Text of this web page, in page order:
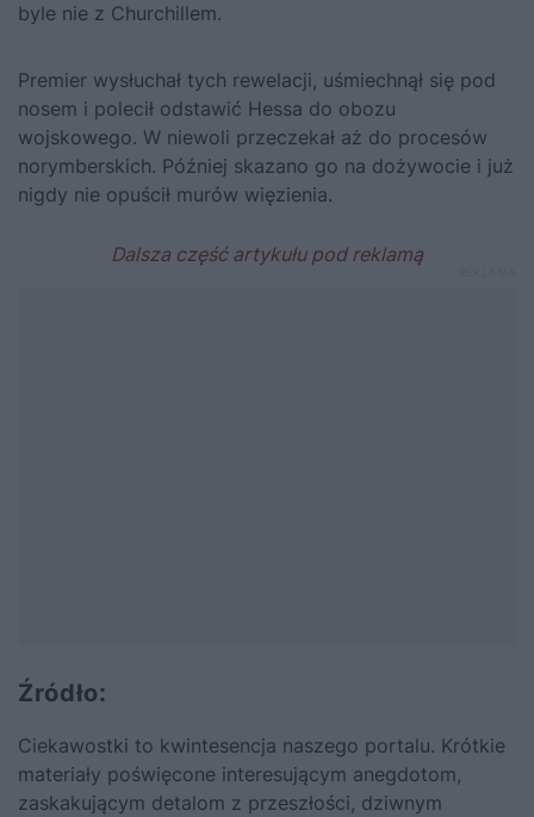
byle nie z Churchillem.
Premier wysłuchał tych rewelacji, uśmiechnął się pod
nosem i polecił odstawić Hessa do obozu
wojskowego. W niewoli przeczekał aż do procesów
norymberskich. Później skazano go na dożywocie i już
nigdy nie opuścił murów więzienia.
Źródło:
Ciekawostki to kwintesencja naszego portalu. Krótkie
materiały poświęcone interesującym anegdotom,
zaskakującym detalom z przeszłości, dziwnym